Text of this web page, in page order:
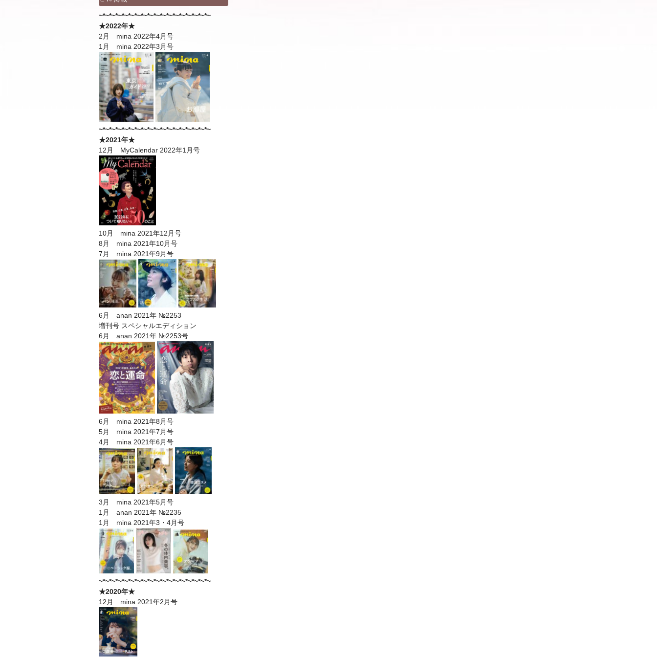
~*~*~*~*~*~*~*~*~*~*~*~*~*~*~*~*~*~
★2022年★
2月 mina 2022年4月号
1月 mina 2022年3月号
~*~*~*~*~*~*~*~*~*~*~*~*~*~*~*~*~*~
★2021年★
12月 MyCalendar 2022年1月号
10月 mina 2021年12月号
8月 mina 2021年10月号
7月 mina 2021年9月号
6月 anan 2021年 №2253
増刊号 スペシャルエディション
6月 anan 2021年 №2253号
6月 mina 2021年8月号
5月 mina 2021年7月号
4月 mina 2021年6月号
3月 mina 2021年5月号
1月 anan 2021年 №2235
1月 mina 2021年3・4月号
~*~*~*~*~*~*~*~*~*~*~*~*~*~*~*~*~*~
★2020年★
12月 mina 2021年2月号